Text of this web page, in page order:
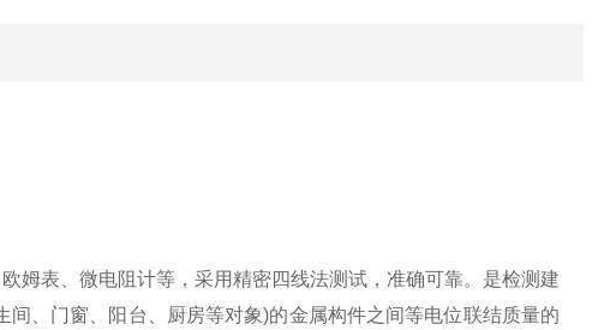
姆表、微电阻计等，采用精密四线法测试，准确可靠。是检测建
、门窗、阳台、厨房等对象)的金属构件之间等电位联结质量的